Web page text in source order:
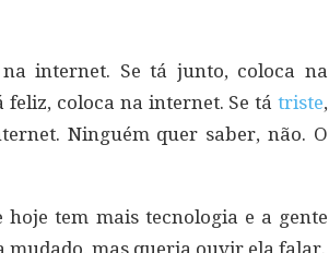
internet. Se tá junto, coloca na
feliz, coloca na internet. Se tá triste,
Ninguém quer saber, não. O
tem mais tecnologia e a gente
mudado, mas queria ouvir ela falar.